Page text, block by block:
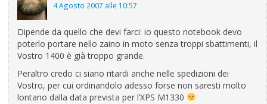
4 Agosto 2007 alle 10:57
Dipende da quello che devi farci: io questo notebook devo
poterlo portare nello zaino in moto senza troppi sbattimenti, il
Vostro 1400 è già troppo grande.
Peraltro credo ci siano ritardi anche nelle spedizioni dei
Vostro, per cui ordinandolo adesso forse non saresti molto
lontano dalla data prevista per l’XPS M1330